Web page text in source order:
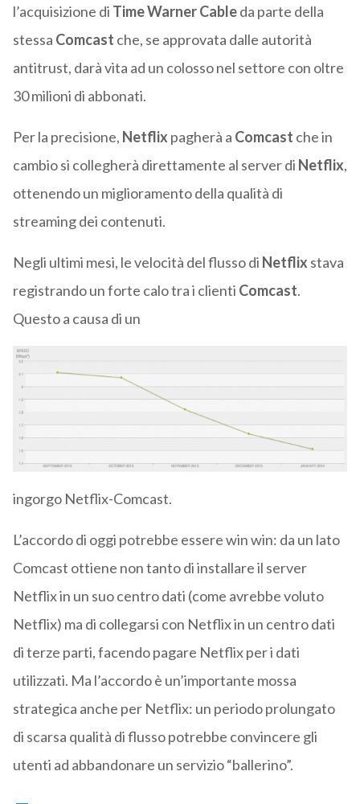
l’acquisizione di Time Warner Cableda parte della
stessa Comcast che, se approvata dalle autorità
antitrust, darà vita ad un colosso nel settore con oltre
30 milioni di abbonati.
Per la precisione, Netflixpagherà a Comcast che in
cambio si collegherà direttamente al server di Netflix,
ottenendo un miglioramento della qualità di
streaming dei contenuti.
Negli ultimi mesi, le velocità del flusso di Netflixstava
registrando un forte calo tra i clienti Comcast.
Questo a causa di un
ingorgo Netflix-Comcast.
L’accordo di oggi potrebbe essere win win: da un lato
Comcast ottiene non tanto di installare il server
Netflix in un suo centro dati (come avrebbe voluto
Netflix) ma di collegarsi con Netflix in un centro dati
di terze parti, facendo pagare Netflix per i dati
utilizzati. Ma l’accordo è un’importante mossa
strategica anche per Netflix: un periodo prolungato
di scarsa qualità di flusso potrebbe convincere gli
utenti ad abbandonare un servizio “ballerino”.